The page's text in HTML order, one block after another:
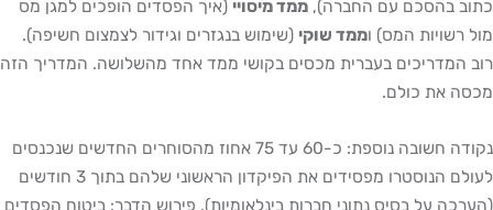
עם החברה),ממד מיסויי(איך הפסדים הופכים למגן מס
המס) וממד שוקי(שימוש בנגזרים וגידור לצמצום חשיפה).
בעברית מכסים בקושי ממד אחד מהשלושה. המדריך הזה
כולם.
נקודה חשובה נוספת: כ-60 עד 75 אחוז מהסוחרים החדשים שנכנסים
לעולם הנוסטרו מפסידים את הפיקדון הראשוני שלהם בתוך 3 חודשים
על בסיס נתוני חברות בינלאומיות). פירוש הדבר: ביטוח הפסדים